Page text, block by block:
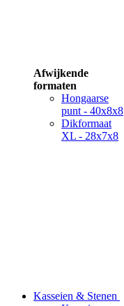
Afwijkende
formaten
Hongaarse
punt - 40x8x8
Dikformaat
XL - 28x7x8
Kasseien & Stenen